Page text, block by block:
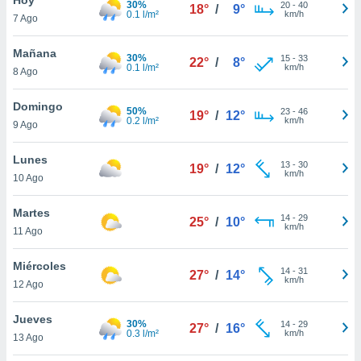
en
más
nuestra
de
cookies
aceptar
7 Ago
30%
0.1 l/m²
18° / 9° 20- 40
km/h
Mañana
8 Ago
30%
0.1 l/m²
22° / 8° 15- 33
km/h
Domingo
9 Ago
50%
0.2 l/m²
19° / 12° 23- 46
km/h
Lunes
10 Ago
19° / 12° 13- 30
km/h
Martes
11 Ago
25° / 10° 14- 29
km/h
Miércoles
12 Ago
27° / 14° 14- 31
km/h
Jueves
13 Ago
30%
0.3 l/m²
27° / 16° 14- 29
km/h